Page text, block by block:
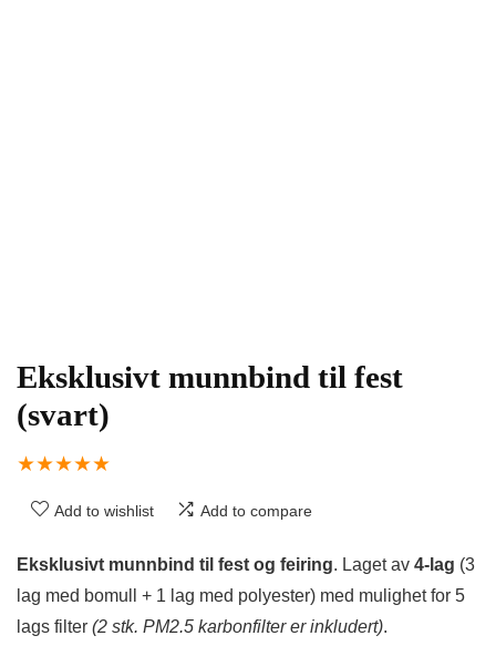
Eksklusivt munnbind til fest
(svart)
★★★★★
Add to wishlist Add to compare
Eksklusivt munnbind til fest og feiring. Laget av 4-lag (3
lag med bomull + 1 lag med polyester) med mulighet for 5
lags filter (2 stk. PM2.5 karbonfilter er inkludert).